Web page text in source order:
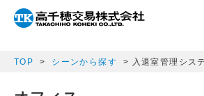
array(1) { ["a_m_category"]=>
TOP シーンから探す 入退室管理シス